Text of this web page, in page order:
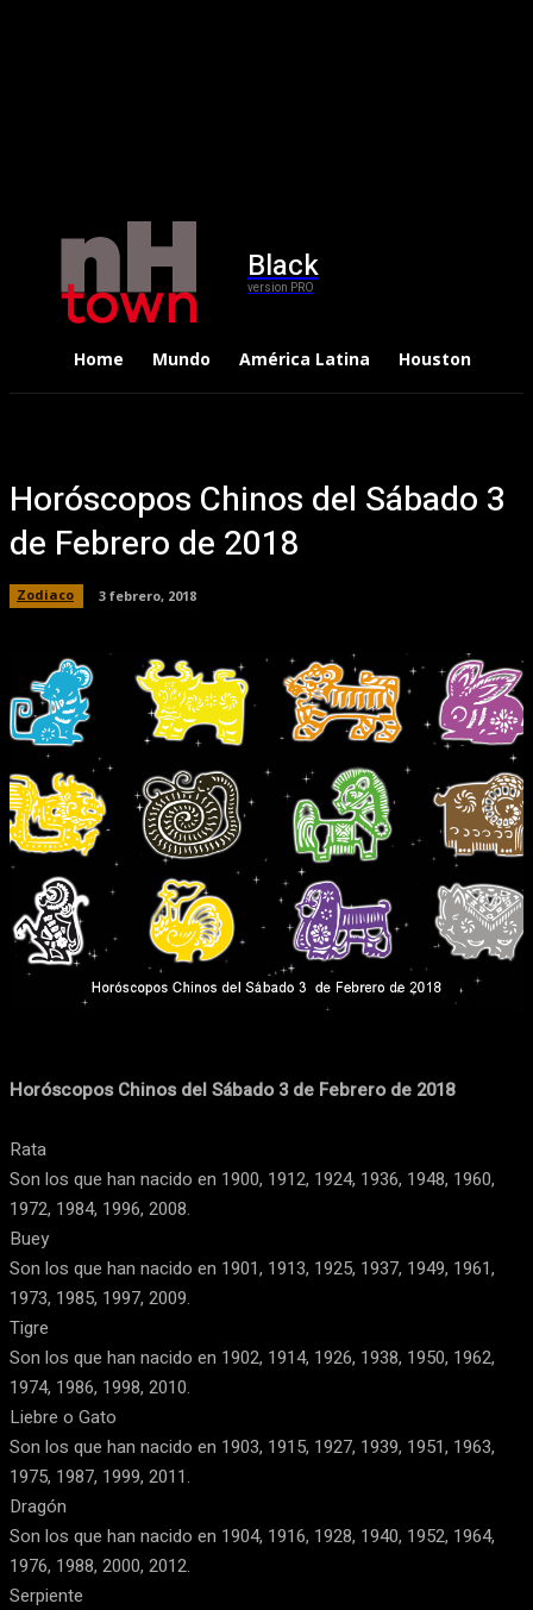
Black
version PRO
Home Mundo América Latina Houston
Horóscopos Chinos del Sábado 3
de Febrero de 2018
Zodiaco 3 febrero, 2018
Facebook WhatsApp
Horóscopos Chinos del Sábado 3 de Febrero de 2018
Rata
Son los que han nacido en 1900, 1912, 1924, 1936, 1948, 1960,
1972, 1984, 1996, 2008.
Buey
Son los que han nacido en 1901, 1913, 1925, 1937, 1949, 1961,
1973, 1985, 1997, 2009.
Tigre
Son los que han nacido en 1902, 1914, 1926, 1938, 1950, 1962,
1974, 1986, 1998, 2010.
Liebre o Gato
Son los que han nacido en 1903, 1915, 1927, 1939, 1951, 1963,
1975, 1987, 1999, 2011.
Dragón
Son los que han nacido en 1904, 1916, 1928, 1940, 1952, 1964,
1976, 1988, 2000, 2012.
Serpiente